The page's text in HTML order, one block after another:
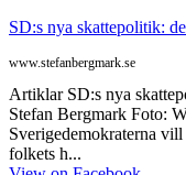
SD:s nya skattepolitik:
www.stefanbergmark.se
Artiklar SD:s nya
Stefan Bergmark Foto:
Sverigedemokraterna vill
folkets h...